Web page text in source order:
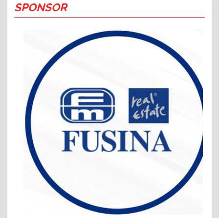
SPONSOR